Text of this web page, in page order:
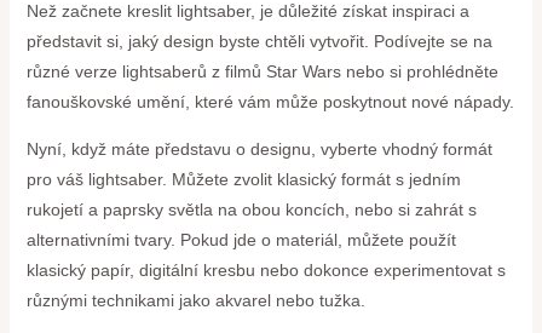
Než začnete kreslit lightsaber, je důležité získat inspiraci a
představit si, jaký design byste chtěli vytvořit. Podívejte se na
různé verze lightsaberů z filmů Star Wars nebo si prohlédněte
fanouškovské umění, které vám může poskytnout nové nápady.
Nyní, když máte představu o designu, vyberte vhodný formát
pro váš lightsaber. Můžete zvolit klasický formát s jedním
rukojetí a paprsky světla na obou koncích, nebo si zahrát s
alternativními tvary. Pokud jde o materiál, můžete použít
klasický papír, digitální kresbu nebo dokonce experimentovat s
různými technikami jako akvarel nebo tužka.